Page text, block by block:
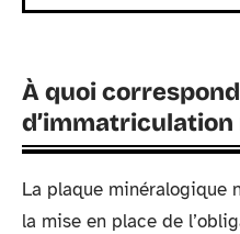
À quoi
d’immatriculation
La plaque minéralogique
la mise en place de